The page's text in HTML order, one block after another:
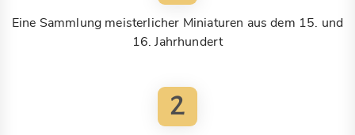
Eine Sammlung meisterlicher Miniaturen aus dem 15. und
16. Jahrhundert
2